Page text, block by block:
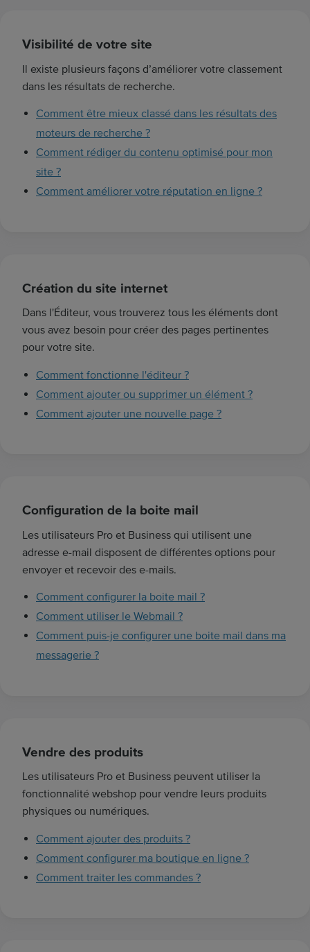
e
c
.
Visibilité de votre site
Il existe plusieurs façons d’améliorer votre classement
dans les résultats de recherche.
Comment être mieux classé dans les résultats des
moteurs de recherche ?
Comment rédiger du contenu optimisé pour mon
site ?
Comment améliorer votre réputation en ligne ?
Création du site internet
Dans l'Éditeur, vous trouverez tous les éléments dont
vous avez besoin pour créer des pages pertinentes
pour votre site.
Comment fonctionne l'éditeur ?
Comment ajouter ou supprimer un élément ?
Comment ajouter une nouvelle page ?
Configuration de la boite mail
Les utilisateurs Pro et Business qui utilisent une
adresse e-mail disposent de différentes options pour
envoyer et recevoir des e-mails.
Comment configurer la boite mail ?
Comment utiliser le Webmail ?
Comment puis-je configurer une boite mail dans ma
messagerie ?
Vendre des produits
Les utilisateurs Pro et Business peuvent utiliser la
fonctionnalité webshop pour vendre leurs produits
physiques ou numériques.
Comment ajouter des produits ?
Comment configurer ma boutique en ligne ?
Comment traiter les commandes ?